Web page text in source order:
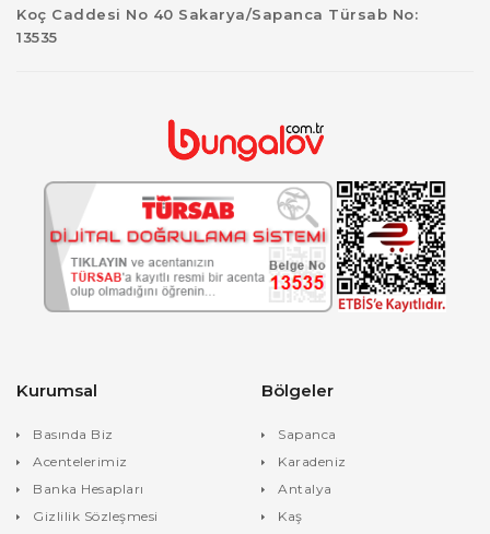
Koç Caddesi No 40 Sakarya/Sapanca Türsab No:
13535
Kurumsal
Basında Biz
Acentelerimiz
Banka Hesapları
Gizlilik Sözleşmesi
Bölgeler
Sapanca
Karadeniz
Antalya
Kaş